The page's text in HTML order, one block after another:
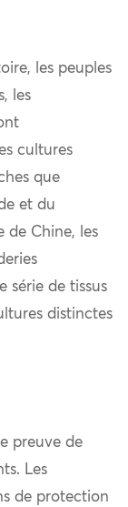
les peuples
les
cultures
que
et du
de Chine, les
série de tissus
distinctes
preuve de
Les
de protection